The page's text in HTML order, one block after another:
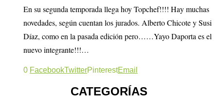
En su segunda temporada llega hoy Topchef!!!! Hay muchas
novedades, según cuentan los jurados. Alberto Chicote y Susi
Díaz, como en la pasada edición pero……Yayo Daporta es el
nuevo integrante!!!…
0 FacebookTwitterPinterestEmail
CATEGORÍAS